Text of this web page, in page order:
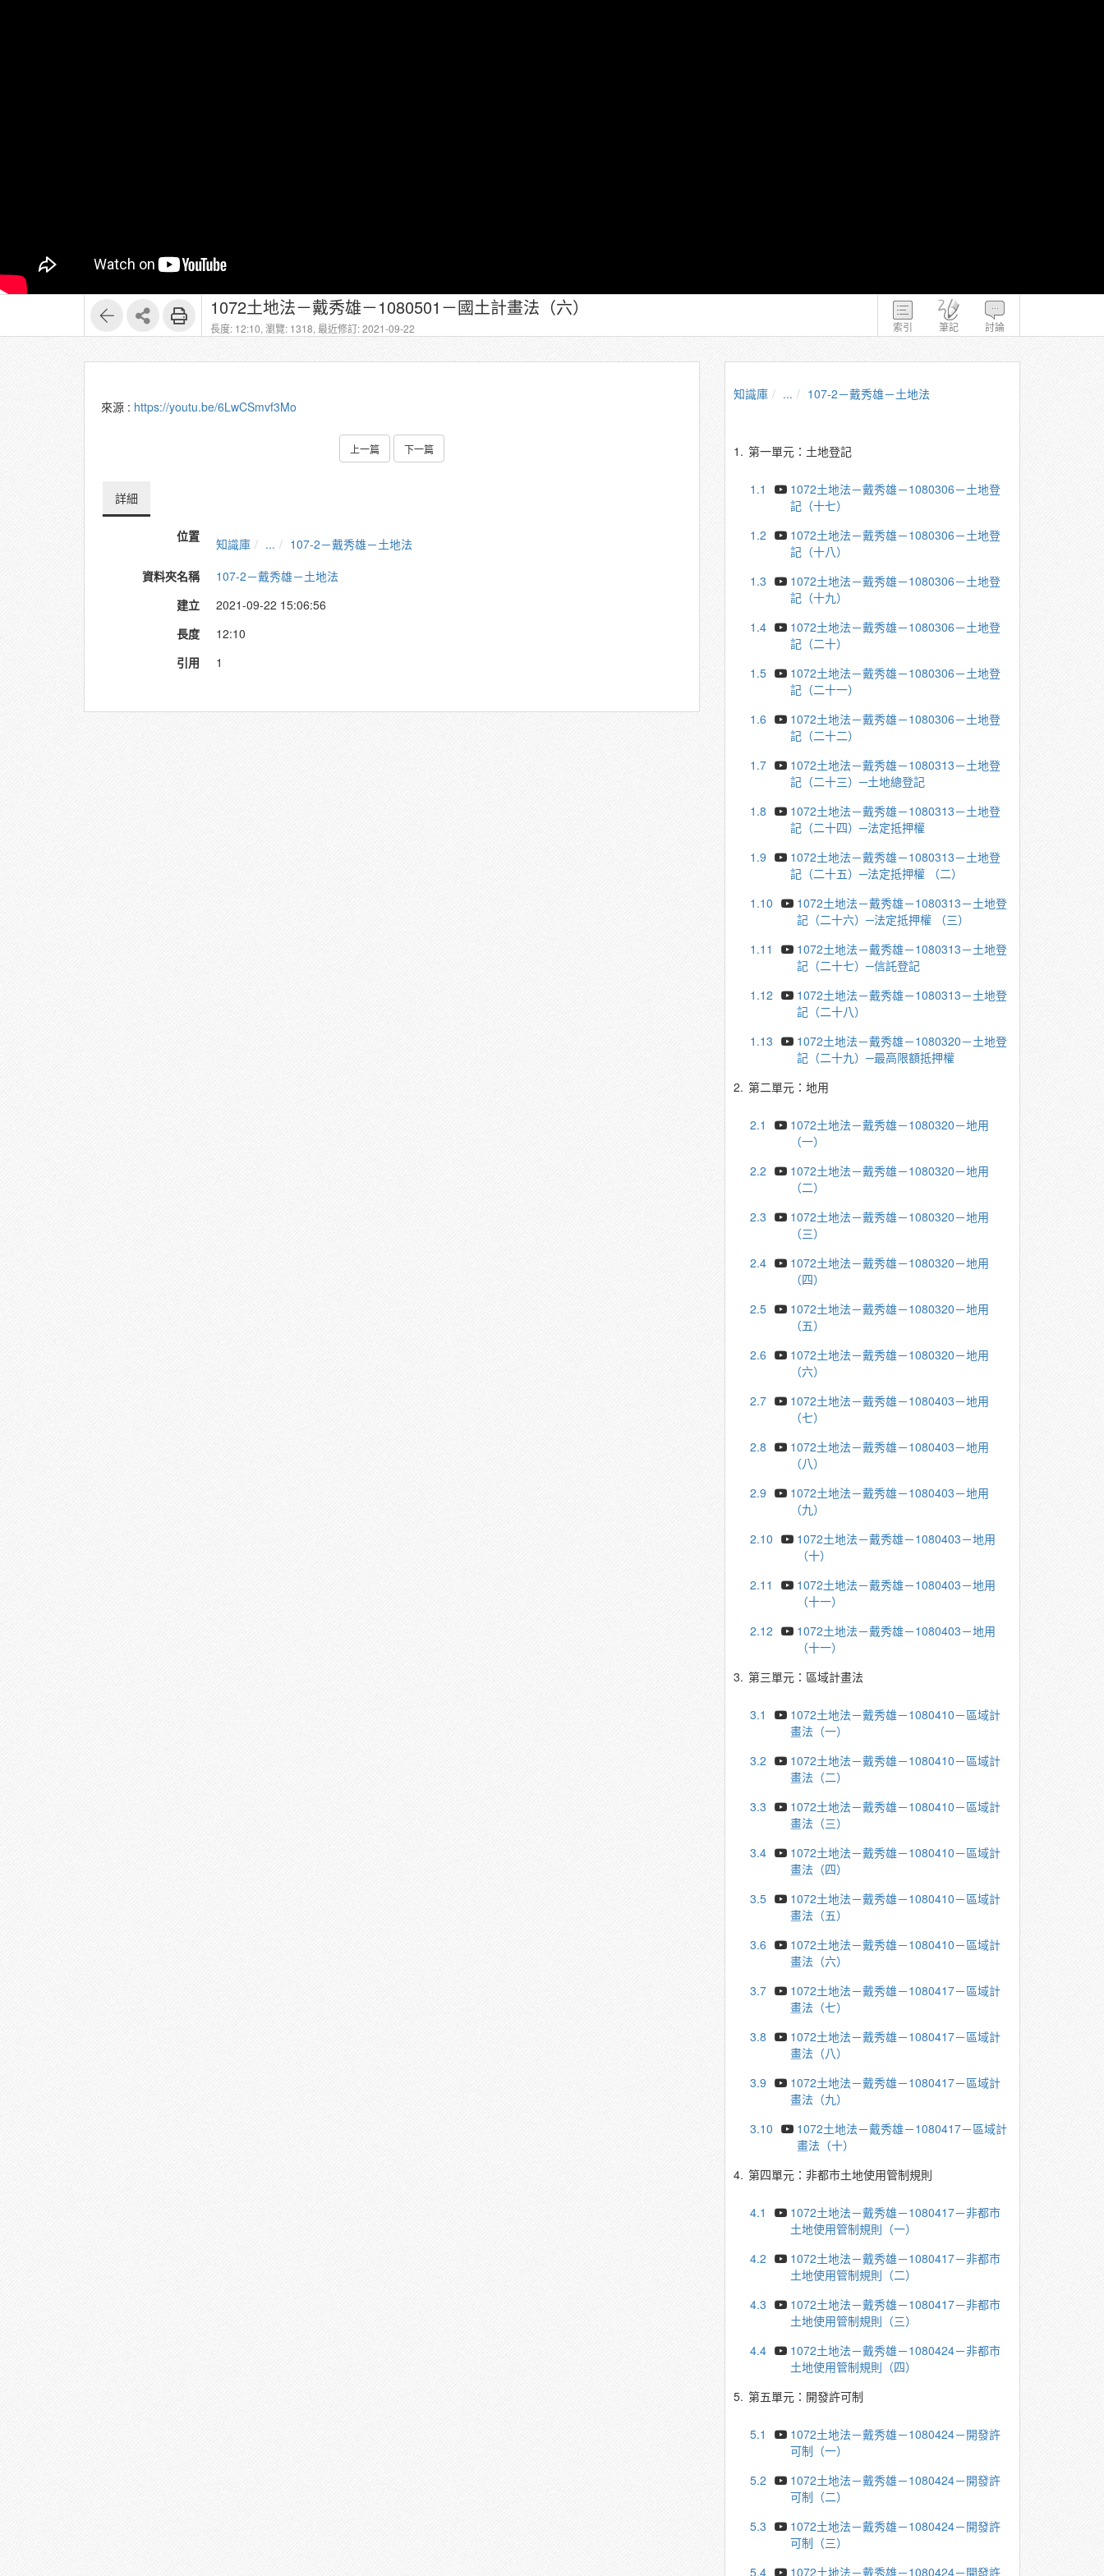
索引 筆記 討論
1072土地法－戴秀雄－1080501－國土計畫法（六）
長度: 12:10, 瀏覽: 1318, 最近修訂: 2021-09-22
來源 : https://youtu.be/6LwCSmvf3Mo
上一篇 下一篇
詳細
位置 知識庫 ...
107-2－戴秀雄－土地法
資料夾名稱
107-2－戴秀雄－土地法
建立
2021-09-22 15:06:56
長度
12:10
引用
1
知識庫 ... 107-2－戴秀雄－土地法
1. 第一單元：土地登記
1.1
1072土地法－戴秀雄－1080306－土地登
記（十七）
1.2
1072土地法－戴秀雄－1080306－土地登
記（十八）
1.3
1072土地法－戴秀雄－1080306－土地登
記（十九）
1.4
1072土地法－戴秀雄－1080306－土地登
記（二十）
1.5
1072土地法－戴秀雄－1080306－土地登
記（二十一）
1.6
1072土地法－戴秀雄－1080306－土地登
記（二十二）
1.7
1072土地法－戴秀雄－1080313－土地登
記（二十三）─土地總登記
1.8
1072土地法－戴秀雄－1080313－土地登
記（二十四）─法定抵押權
1.9
1072土地法－戴秀雄－1080313－土地登
記（二十五）─法定抵押權 （二）
1.10
1072土地法－戴秀雄－1080313－土地登
記（二十六）─法定抵押權 （三）
1.11
1072土地法－戴秀雄－1080313－土地登
記（二十七）─信託登記
1.12
1072土地法－戴秀雄－1080313－土地登
記（二十八）
1.13
1072土地法－戴秀雄－1080320－土地登
記（二十九）─最高限額抵押權
2. 第二單元：地用
2.1
1072土地法－戴秀雄－1080320－地用
（一）
2.2
1072土地法－戴秀雄－1080320－地用
（二）
2.3
1072土地法－戴秀雄－1080320－地用
（三）
2.4
1072土地法－戴秀雄－1080320－地用
（四）
2.5
1072土地法－戴秀雄－1080320－地用
（五）
2.6
1072土地法－戴秀雄－1080320－地用
（六）
2.7
1072土地法－戴秀雄－1080403－地用
（七）
2.8
1072土地法－戴秀雄－1080403－地用
（八）
2.9
1072土地法－戴秀雄－1080403－地用
（九）
2.10
1072土地法－戴秀雄－1080403－地用
（十）
2.11
1072土地法－戴秀雄－1080403－地用
（十一）
2.12
1072土地法－戴秀雄－1080403－地用
（十一）
3. 第三單元：區域計畫法
3.1
1072土地法－戴秀雄－1080410－區域計
畫法（一）
3.2
1072土地法－戴秀雄－1080410－區域計
畫法（二）
3.3
1072土地法－戴秀雄－1080410－區域計
畫法（三）
3.4
1072土地法－戴秀雄－1080410－區域計
畫法（四）
3.5
1072土地法－戴秀雄－1080410－區域計
畫法（五）
3.6
1072土地法－戴秀雄－1080410－區域計
畫法（六）
3.7
1072土地法－戴秀雄－1080417－區域計
畫法（七）
3.8
1072土地法－戴秀雄－1080417－區域計
畫法（八）
3.9
1072土地法－戴秀雄－1080417－區域計
畫法（九）
3.10
1072土地法－戴秀雄－1080417－區域計
畫法（十）
4. 第四單元：非都市土地使用管制規則
4.1
1072土地法－戴秀雄－1080417－非都市
土地使用管制規則（一）
4.2
1072土地法－戴秀雄－1080417－非都市
土地使用管制規則（二）
4.3
1072土地法－戴秀雄－1080417－非都市
土地使用管制規則（三）
4.4
1072土地法－戴秀雄－1080424－非都市
土地使用管制規則（四）
5. 第五單元：開發許可制
5.1
1072土地法－戴秀雄－1080424－開發許
可制（一）
5.2
1072土地法－戴秀雄－1080424－開發許
可制（二）
5.3
1072土地法－戴秀雄－1080424－開發許
可制（三）
5.4
1072土地法－戴秀雄－1080424－開發許